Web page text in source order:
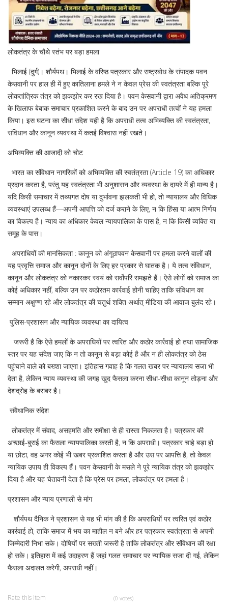
लोकतंत्र के चौथे स्तंभ पर बड़ा हमला
भिलाई (दुर्ग)। शौर्यपथ। भिलाई के वरिष्ठ पत्रकार और राष्ट्रबोध के संपादक पवन
केसवानी पर हाल ही में हुए कातिलाना हमले ने न केवल प्रेस की स्वतंत्रता बल्कि पूरे
लोकतांत्रिक तंत्र को झकझोर कर रख दिया है। पवन केसवानी द्वारा अवैध अतिक्रमण
के खिलाफ बेबाक समाचार प्रकाशित करने के बाद उन पर अपराधी तत्वों ने यह हमला
किया। इस घटना का सीधा संदेश यही है कि अपराधी तत्व अभिव्यक्ति की स्वतंत्रता,
संविधान और कानून व्यवस्था में कतई विश्वास नहीं रखते।
अभिव्यक्ति की आजादी को चोट
भारत का संविधान नागरिकों को अभिव्यक्ति की स्वतंत्रता (Article 19) का अधिकार
प्रदान करता है, परंतु यह स्वतंत्रता भी अनुशासन और व्यवस्था के दायरे में ही मान्य है।
यदि किसी समाचार में तथ्यगत दोष या दुर्भावना झलकती भी हो, तो न्यायालय और विधिक
व्यवस्थाएं उपलब्ध हैं―अपनी आपत्ति को दर्ज कराने के लिए, न कि हिंसा या आत्म निर्णय
का विकल्प है। न्याय का अधिकार केवल न्यायपालिका के पास है, न कि किसी व्यक्ति या
समूह के पास।
अपराधियों की मानसिकता : कानून को अंगूठापवन केसवानी पर हमला करने वालों की
यह प्रवृत्ति समाज और कानून दोनों के लिए हर प्रकार से घातक है। ये तत्व संविधान,
कानून और लोकतंत्र को नकारकर स्वयं को सर्वोपरि समझते हैं। ऐसे लोगों को समाज का
कोई अधिकार नहीं, बल्कि उन पर कठोरतम कार्रवाई होनी चाहिए ताकि संविधान का
सम्मान अक्षुण्ण रहे और लोकतंत्र की चतुर्थ शक्ति अर्थात् मीडिया की आवाज बुलंद रहे।
पुलिस-प्रशासन और न्यायिक व्यवस्था का दायित्व
जरूरी है कि ऐसे हमलों के अपराधियों पर त्वरित और कठोर कार्रवाई हो तथा सामाजिक
स्तर पर यह संदेश जाए कि न तो कानून से बड़ा कोई है और न ही लोकतंत्र को ठेस
पहुंचाने वाले को बख्शा जाएगा। इतिहास गवाह है कि गलत खबर पर न्यायालय सजा भी
देता है, लेकिन न्याय व्यवस्था की जगह खुद फैसला करना सीधा-सीधा कानून तोड़ना और
देशद्रोह के बराबर है।
संवैधानिक संदेश
लोकतंत्र में संवाद, असहमति और समीक्षा से ही रास्ता निकलता है। पत्रकार की
अच्छाई-बुराई का फैसला न्यायपालिका करती है, न कि अपराधी। पत्रकार चाहे बड़ा हो
या छोटा, वह अगर कोई भी खबर प्रकाशित करता है और उस पर आपत्ति है, तो केवल
न्यायिक उपाय ही विकल्प हैं। पवन केसवानी के मसले ने पूरे न्यायिक तंत्र को झकझोर
दिया है और यह चेतावनी देता है कि प्रेस पर हमला, लोकतंत्र पर हमला है।
प्रशासन और न्याय प्रणाली से मांग
शौर्यपथ दैनिक ने प्रशासन से यह भी मांग की है कि अपराधियों पर त्वरित एवं कठोर
कार्रवाई हो, ताकि समाज में भय का माहौल न बने और हर पत्रकार स्वतंत्रता से अपनी
जिम्मेदारी निभा सके। दोषियों पर सख्ती जरूरी है ताकि लोकतंत्र और संविधान की रक्षा
हो सके। इतिहास में कई उदाहरण हैं जहां गलत समाचार पर न्यायिक सजा दी गई, लेकिन
फैसला अदालत करेगी, अपराधी नहीं।
Rate this item (0 votes)